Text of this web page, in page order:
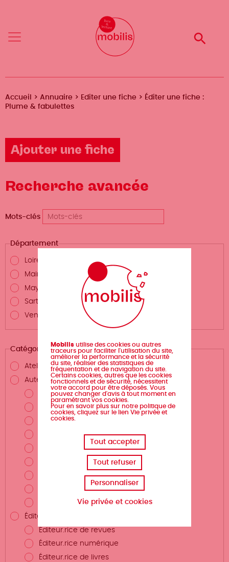
principal
Mobilis
Menu
Fil
Accueil Annuaire Editer une fiche
Éditer une fiche :
Plume & fabulettes
Ajouter une fiche
Recherche avancée
Mots-clés
Département
Loire-Atlantique
Maine-et-Loire
Mayenne
Sarthe
Vendée
Catégories
Atelier d'écriture
Auteurs.rices et métiers de la création
Auteur.rice
Scénariste
Illustrateur.rice
Dessinateur.rice
Conteur (auteur)
Traducteur.rice
Éditeurs.rices et structures éditrices
Éditeur.rice de revues
Éditeur.rice numérique
Éditeur.rice de livres
Mobilis utilise des cookies ou autres
traceurs pour faciliter l'utilisation du site,
améliorer la performance et la sécurité
du site, réaliser des statistiques de
fréquentation et de navigation du site.
Certains cookies, autres que les cookies
fonctionnels et de sécurité, nécessitent
votre accord pour être déposés. Vous
pouvez changer d'avis à tout moment en
paramétrant vos cookies.
Pour en savoir plus sur notre politique de
cookies, cliquez sur le lien Vie privée et
cookies.
Tout accepter
Tout refuser
Personnaliser
Vie privée et cookies